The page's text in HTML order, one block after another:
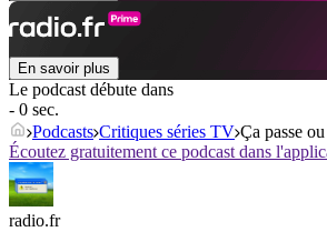
En savoir plus
Le podcast débute dans
- 0 sec.
Podcasts Critiques séries TV Ça passe
Écoutez gratuitement ce podcast dans
radio.fr